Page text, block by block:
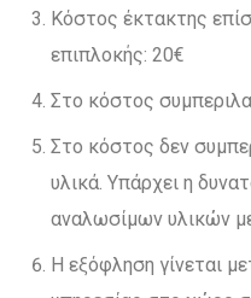
Κόστος έκτακτης
επιπλοκής: 20€
Στο κόστος
Στο κόστος δεν
υλικά. Υπάρχει η
αναλωσίμων υλικών
Η εξόφληση γίνεται